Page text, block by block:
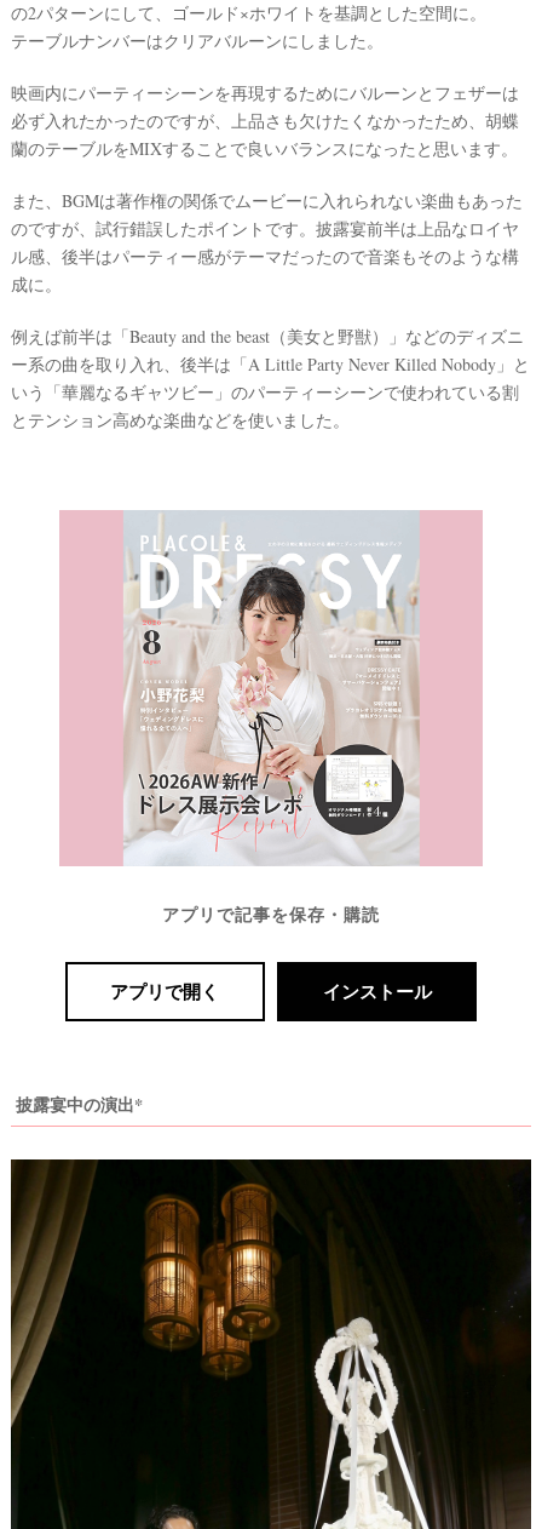
の2パターンにして、ゴールド×ホワイトを基調とした空間に。
テーブルナンバーはクリアバルーンにしました。
映画内にパーティーシーンを再現するためにバルーンとフェザーは
必ず入れたかったのですが、上品さも欠けたくなかったため、胡蝶
蘭のテーブルをMIXすることで良いバランスになったと思います。
また、BGMは著作権の関係でムービーに入れられない楽曲もあった
のですが、試行錯誤したポイントです。披露宴前半は上品なロイヤ
ル感、後半はパーティー感がテーマだったので音楽もそのような構
成に。
例えば前半は「Beauty and the beast（美女と野獣）」などのディズニ
ー系の曲を取り入れ、後半は「A Little Party Never Killed Nobody」と
いう「華麗なるギャツビー」のパーティーシーンで使われている割
とテンション高めな楽曲などを使いました。
アプリで記事を保存・購読
アプリで開く インストール
披露宴中の演出*
フ
の
段
取
P
L
A
C
E
R
E
S
S
ト